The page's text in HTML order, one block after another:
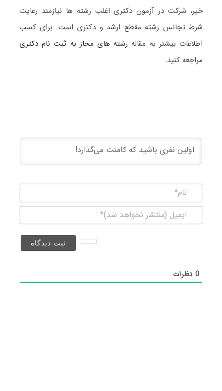
خیر، شرکت در آزمون دکتری اغلب رشته ها نیازمند رعایت
شرط تجانس رشته مقطع ارشد و دکتری است. برای کسب
اطلاعات بیشتر به مقاله رشته های مجاز به ثبت نام دکتری
مراجعه کنید.
(منتشر
0نظرات